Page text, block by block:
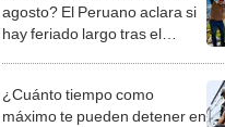
agosto? El Peruano aclara si
hay feriado largo tras el
¿Cuánto tiempo como
máximo te pueden detener en